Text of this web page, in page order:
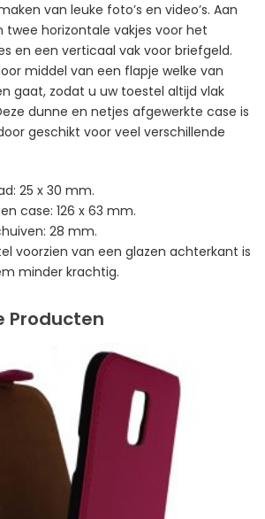
van leuke foto’s en video’s. Aan
twee horizontale vakjes voor het
en een verticaal vak voor briefgeld.
middel van een flapje welke van
gaat, zodat u uw toestel altijd vlak
dunne en netjes afgewerkte case is
geschikt voor veel verschillende
25 x 30 mm.
case: 126 x 63 mm.
28 mm.
voorzien van een glazen achterkant is
minder krachtig.
Producten